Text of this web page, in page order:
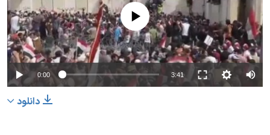
No media source currently available
0:00 3:41
دانلود